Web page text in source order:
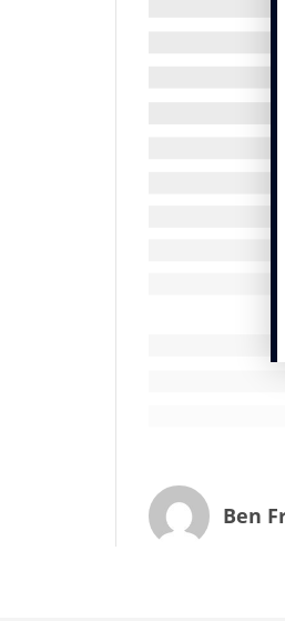
d’or de
solutions
l’individu,
chambre à
Restoration
membres de la
enclenché un
allumée sur
Ben